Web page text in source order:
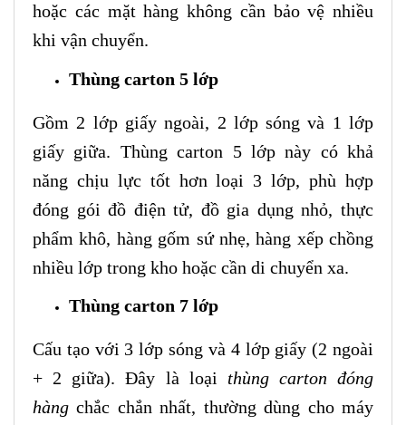
hoặc các mặt hàng không cần bảo vệ nhiều
khi vận chuyển.
Thùng carton 5 lớp
Gồm 2 lớp giấy ngoài, 2 lớp sóng và 1 lớp
giấy giữa. Thùng carton 5 lớp này có khả
năng chịu lực tốt hơn loại 3 lớp, phù hợp
đóng gói đồ điện tử, đồ gia dụng nhỏ, thực
phẩm khô, hàng gốm sứ nhẹ, hàng xếp chồng
nhiều lớp trong kho hoặc cần di chuyển xa.
Thùng carton 7 lớp
Cấu tạo với 3 lớp sóng và 4 lớp giấy (2 ngoài
+ 2 giữa). Đây là loại thùng carton đóng
hàng chắc chắn nhất, thường dùng cho máy